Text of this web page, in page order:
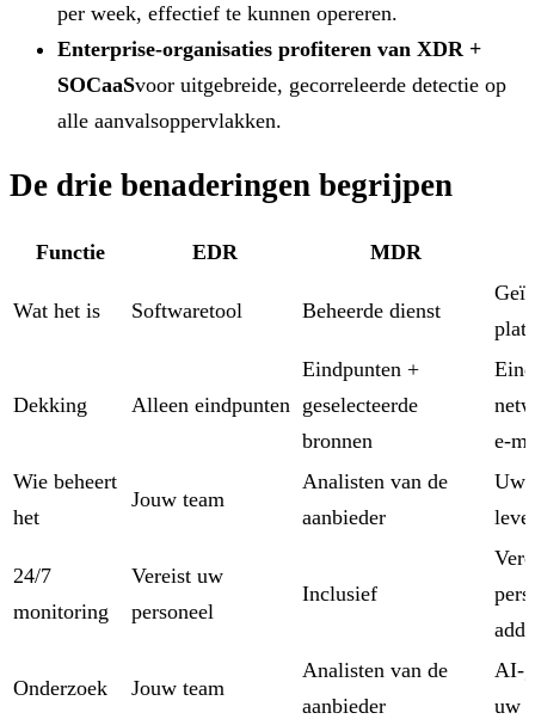
per week, effectief te kunnen opereren.
Enterprise-organisaties profiteren van XDR +
SOCaaSvoor uitgebreide, gecorreleerde detectie op
alle aanvalsoppervlakken.
De drie benaderingen begrijpen
Functie EDR MDR
Wat het is Softwaretool Beheerde dienst
Dekking Alleen eindpunten
Eindpunten +
geselecteerde
bronnen
e-
Wie beheert
het
Jouw team
Analisten van de
aanbieder
Uw
24/7
monitoring
Vereist uw
personeel
Inclusief
Onderzoek Jouw team
Analisten van de
aanbieder
AI-
uw